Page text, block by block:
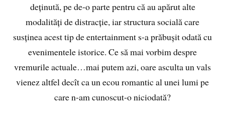
deținută, pe de-o parte pentru că au apărut alte
modalități de distracție, iar structura socială care
susținea acest tip de entertainment s-a prăbușit odată cu
evenimentele istorice. Ce să mai vorbim despre
vremurile actuale…mai putem azi, oare asculta un vals
vienez altfel decît ca un ecou romantic al unei lumi pe
care n-am cunoscut-o niciodată?